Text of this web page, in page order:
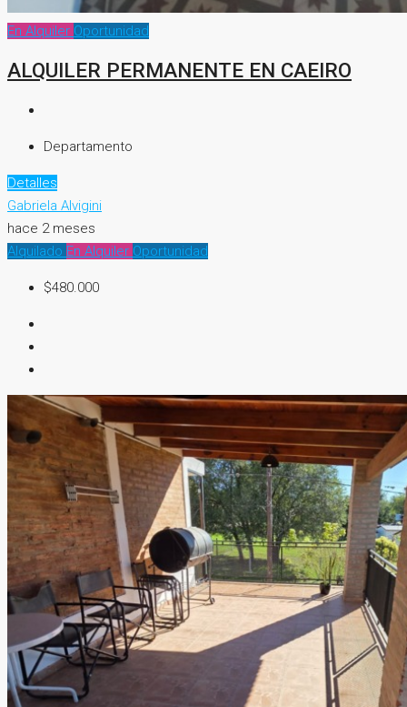
En Alquiler Oportunidad
ALQUILER PERMANENTE EN CAEIRO
Departamento
Detalles
Gabriela Alvigini
hace 2 meses
Alquilado En Alquiler Oportunidad
$480.000